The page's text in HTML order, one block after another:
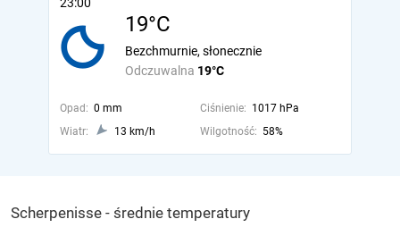
19°C
Odczuwalna 19°C
Bezchmurnie, słonecznie
Opad: 0 mm Ciśnienie: 1017 hPa
Wiatr:
13 km/h Wilgotność: 58%
Scherpenisse - średnie temperatury